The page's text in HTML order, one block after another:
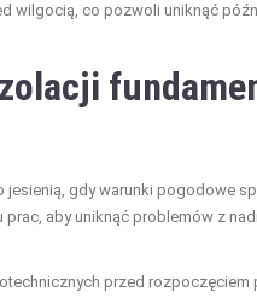
wilgocią, co pozwoli uniknąć
jesienią, gdy warunki pogodowe
prac, aby uniknąć problemów z
przed rozpoczęciem